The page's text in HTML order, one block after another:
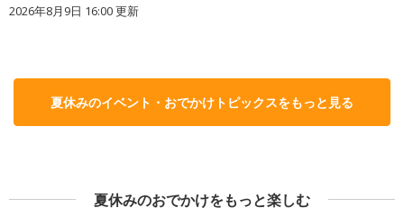
2026年8月9日 16:00更新
夏休みのイベント・おでかけトピックスをもっと見る
夏休みのおでかけをもっと楽しむ